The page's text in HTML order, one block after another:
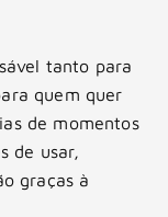
tanto para
quem quer
de momentos
de usar,
graças à